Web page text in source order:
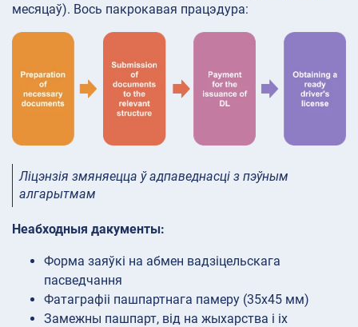
месяцаў). Вось пакрокавая працэдура:
Ліцэнзія змяняецца ў адпаведнасці з пэўным
алгарытмам
Неабходныя дакументы:
Форма заяўкі на абмен вадзіцельскага
пасведчання
Фатаграфіі пашпартнага памеру (35х45 мм)
Замежны пашпарт, від на жыхарства і іх